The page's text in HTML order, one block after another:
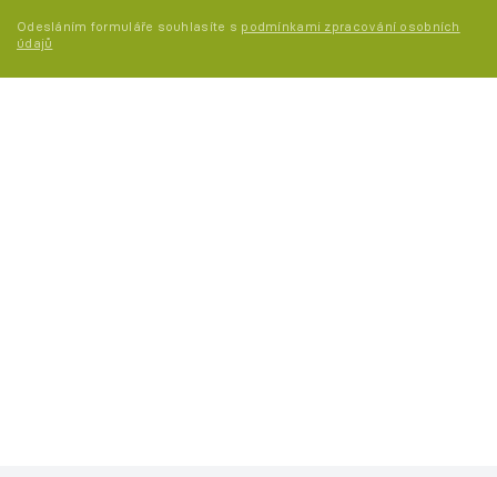
Odesláním formuláře souhlasíte s podmínkami zpracování osobních
údajů